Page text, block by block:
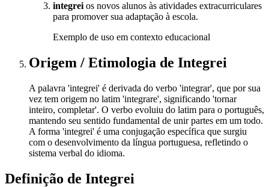
integrei os novos alunos às atividades extracurriculares
para promover sua adaptação à escola.
Exemplo de uso em contexto educacional
Origem / Etimologia de Integrei
A palavra 'integrei' é derivada do verbo 'integrar', que por sua
vez tem origem no latim 'integrare', significando 'tornar
inteiro, completar'. O verbo evoluiu do latim para o português,
mantendo seu sentido fundamental de unir partes em um todo.
A forma 'integrei' é uma conjugação específica que surgiu
com o desenvolvimento da língua portuguesa, refletindo o
sistema verbal do idioma.
Definição de Integrei